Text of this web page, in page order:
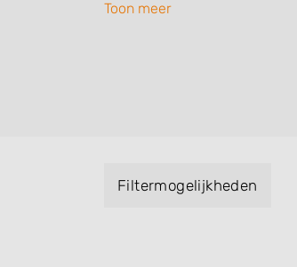
Toon meer
Filtermogelijkheden